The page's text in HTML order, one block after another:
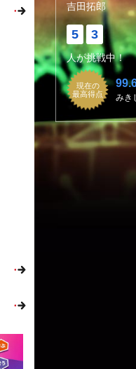
吉田拓郎
5 3
人が挑戦中！
現在の
最高得点
みき